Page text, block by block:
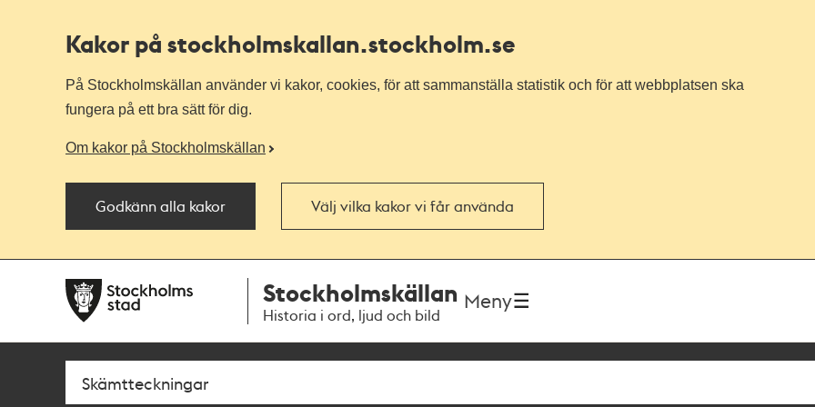
Kakor på stockholmskallan.stockholm.se
På Stockholmskällan använder vi kakor, cookies, för att sammanställa statistik och för att webbplatsen ska
fungera på ett bra sätt för dig.
Om kakor på Stockholmskällan
Godkänn alla kakor Välj vilka kakor vi får använda
navigationen
huvudinnehållet
Stockholmskällan
Historia i ord, ljud och bild
Meny
Sök